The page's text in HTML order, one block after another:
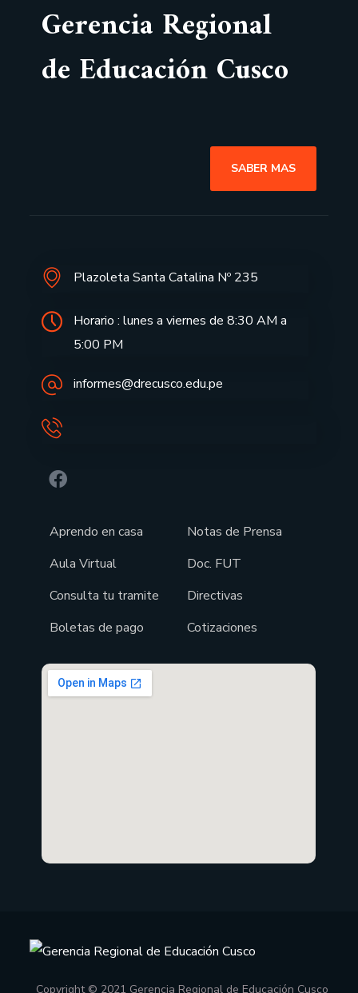
Gerencia Regional
de Educación Cusco
SABER MAS
Plazoleta Santa Catalina Nº 235
Horario : lunes a viernes de 8:30 AM a
5:00 PM
informes@drecusco.edu.pe
Aprendo en casa
Aula Virtual
Consulta tu tramite
Boletas de pago
Notas de Prensa
Doc. FUT
Directivas
Cotizaciones
Copyright © 2021 Gerencia Regional de Educación Cusco